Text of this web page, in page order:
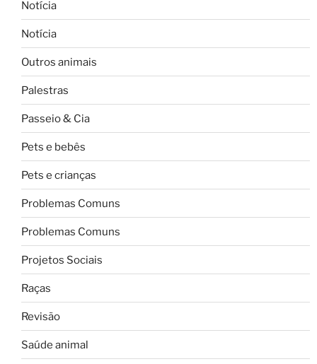
Notícia
Notícia
Outros animais
Palestras
Passeio & Cia
Pets e bebês
Pets e crianças
Problemas Comuns
Problemas Comuns
Projetos Sociais
Raças
Revisão
Saúde animal